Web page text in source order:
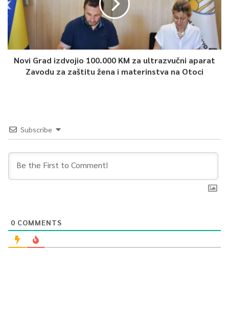
Novi Grad izdvojio 100.000 KM za ultrazvučni aparat
Zavodu za zaštitu žena i materinstva na Otoci
Subscribe
0 COMMENTS